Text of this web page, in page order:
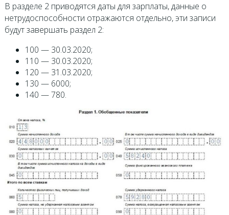
В разделе 2 приводятся даты для зарплаты, данные о
нетрудоспособности отражаются отдельно, эти записи
будут завершать раздел 2:
100 — 30.03.2020;
110 — 30.03.2020;
120 — 31.03.2020;
130 — 6000;
140 — 780.